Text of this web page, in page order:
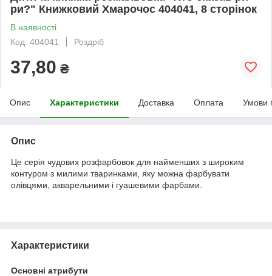
ри?" Книжковий Хмарочос 404041, 8 сторінок
В наявності
Код: 404041
Роздріб
37,80 ₴
Опис Характеристики Доставка Оплата Умови
Опис
Це серія чудових розфарбовок для найменших з широким
контуром з милими тваринками, яку можна фарбувати
олівцями, акварельними і гуашевими фарбами.
Характеристики
Основні атрибути